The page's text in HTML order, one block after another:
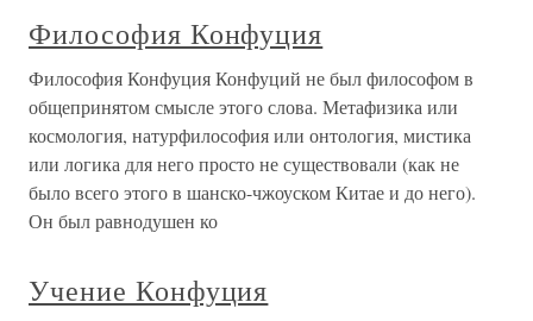
Философия Конфуция
Философия Конфуция Конфуций не был философом в
общепринятом смысле этого слова. Метафизика или
космология, натурфилософия или онтология, мистика
или логика для него просто не существовали (как не
было всего этого в шанско-чжоуском Китае и до него).
Он был равнодушен ко
Учение Конфуция